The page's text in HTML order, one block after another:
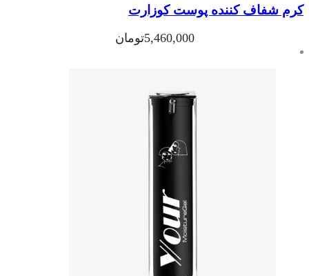
شفاف کننده پوست کوزارت
5,460,000تومان